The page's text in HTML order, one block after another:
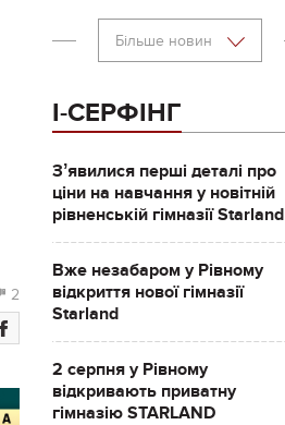
2
Більше новин
І-СЕРФІНГ
Зʼявилися перші деталі про
ціни на навчання у новітній
рівненській гімназії Starland
Вже незабаром у Рівному
відкриття нової гімназії
Starland
2 серпня у Рівному
відкривають приватну
гімназію STARLAND